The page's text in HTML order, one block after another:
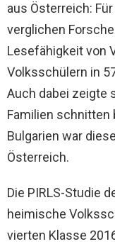
aus Österreich:
verglichen
Lesefähigkeit von
Volksschülern in
Auch dabei zeigte
Familien schnitten
Bulgarien war
Österreich.
Die PIRLS-Studie
heimische
vierten Klasse